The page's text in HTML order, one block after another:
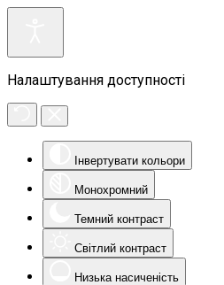
Налаштування доступності
Інвертувати кольори
Монохромний
Темний контраст
Світлий контраст
Низька насиченість